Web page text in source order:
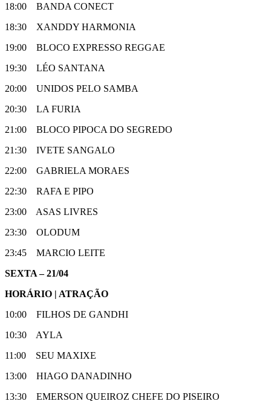
18:00 BANDA CONECT
18:30 XANDDY HARMONIA
19:00 BLOCO EXPRESSO REGGAE
19:30 LÉO SANTANA
20:00 UNIDOS PELO SAMBA
20:30 LA FURIA
21:00 BLOCO PIPOCA DO SEGREDO
21:30 IVETE SANGALO
22:00 GABRIELA MORAES
22:30 RAFA E PIPO
23:00 ASAS LIVRES
23:30 OLODUM
23:45 MARCIO LEITE
SEXTA – 21/04
HORÁRIO | ATRAÇÃO
10:00 FILHOS DE GANDHI
10:30 AYLA
11:00 SEU MAXIXE
13:00 HIAGO DANADINHO
13:30 EMERSON QUEIROZ CHEFE DO PISEIRO